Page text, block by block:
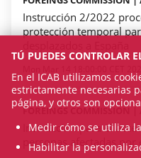
Instrucción 2/2022
protección temporal
FOREINGS COMMISSION
Instrucción para el
personas afectadas
TÚ PUEDES CONTROLAR
En el ICAB utilizamos
estrictamente necesarias
página, y otros son
Medir cómo se utiliza
Habilitar la